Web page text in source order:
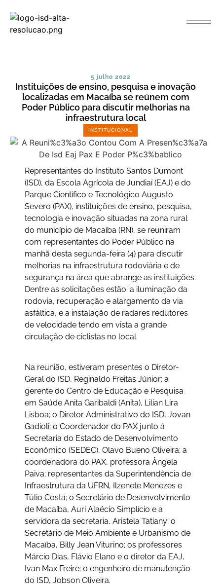
5 julho 2022
Instituições de ensino, pesquisa e inovação
localizadas em Macaíba se reúnem com
Poder Público para discutir melhorias na
infraestrutura local
INSTITUCIONAL
Representantes do Instituto Santos Dumont
(ISD), da Escola Agrícola de Jundiaí (EAJ) e do
Parque Científico e Tecnológico Augusto
Severo (PAX), instituições de ensino, pesquisa,
tecnologia e inovação situadas na zona rural
do município de Macaíba (RN), se reuniram
com representantes do Poder Público na
manhã desta segunda-feira (4) para discutir
melhorias na infraestrutura rodoviária e de
segurança na área que abrange as instituições.
Dentre as solicitações estão: a iluminação da
rodovia, recuperação e alargamento da via
asfáltica, e a instalação de radares redutores
de velocidade tendo em vista a grande
circulação de ciclistas no local.
Na reunião, estiveram presentes o Diretor-
Geral do ISD, Reginaldo Freitas Júnior; a
gerente do Centro de Educação e Pesquisa
em Saúde Anita Garibaldi (Anita), Lilian Lira
Lisboa; o Diretor Administrativo do ISD, Jovan
Gadioli; o Coordenador do PAX junto à
Secretaria do Estado de Desenvolvimento
Econômico (SEDEC), Olavo Bueno Oliveira; a
coordenadora do PAX, professora Ângela
Paiva; representantes da Superintendência de
Infraestrutura da UFRN, Ilzenete Menezes e
Túlio Costa; o Secretário de Desenvolvimento
de Macaíba, Auri Alaécio Simplício e a
servidora da secretaria, Aristela Tatiany; o
Secretário de Meio Ambiente e Urbanismo de
Macaíba, Billy Jean Viturino; os professores
Márcio Dias, Flávio Elano e o diretor da EAJ,
Ivan Max Freire; o engenheiro de manutenção
do ISD, Jobson Oliveira.